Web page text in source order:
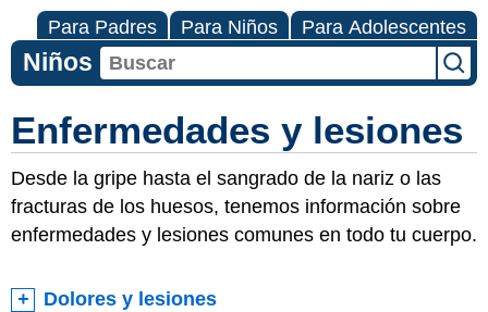
Para Padres Para Niños Para Adolescentes
Niños
Enfermedades y lesiones
Desde la gripe hasta el sangrado de la nariz o las
fracturas de los huesos, tenemos información sobre
enfermedades y lesiones comunes en todo tu cuerpo.
Dolores y lesiones